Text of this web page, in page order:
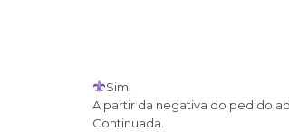
Sim!
A partir da negativa do pedido
Continuada.